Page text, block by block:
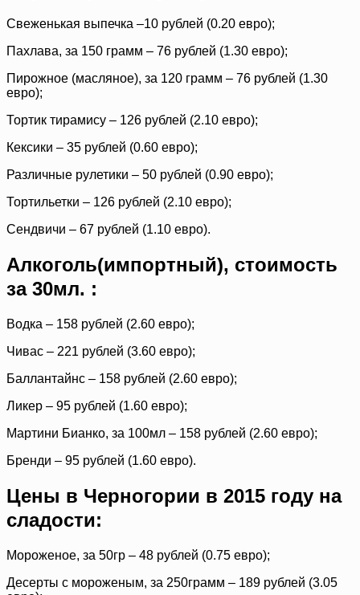
Свеженькая выпечка –10 рублей (0.20 евро);
Пахлава, за 150 грамм – 76 рублей (1.30 евро);
Пирожное (масляное), за 120 грамм – 76 рублей (1.30
евро);
Тортик тирамису – 126 рублей (2.10 евро);
Кексики – 35 рублей (0.60 евро);
Различные рулетики – 50 рублей (0.90 евро);
Тортильетки – 126 рублей (2.10 евро);
Сендвичи – 67 рублей (1.10 евро).
Алкоголь(импортный), стоимость
за 30мл. :
Водка – 158 рублей (2.60 евро);
Чивас – 221 рублей (3.60 евро);
Баллантайнс – 158 рублей (2.60 евро);
Ликер – 95 рублей (1.60 евро);
Мартини Бианко, за 100мл – 158 рублей (2.60 евро);
Бренди – 95 рублей (1.60 евро).
Цены в Черногории в 2015 году на
сладости:
Мороженое, за 50гр – 48 рублей (0.75 евро);
Десерты с мороженым, за 250грамм – 189 рублей (3.05